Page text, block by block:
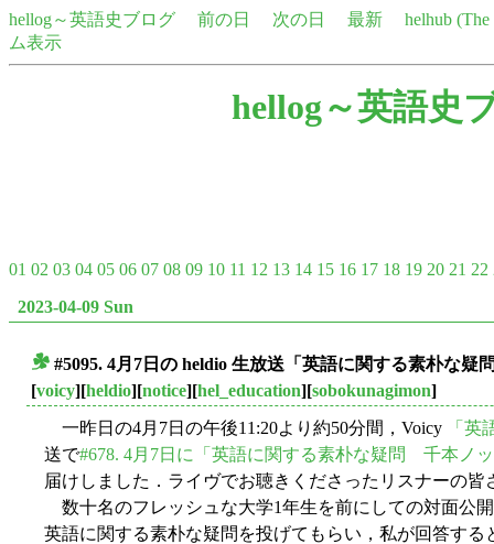
hellog～英語史ブログ 前の日 次の日 最新
helhub
ム表示
hellog～英語史
01 02 03 04 05 06 07 08 09 10 11 12 13 14 15 16 17 18 19 20 21 22
2023-04-09 Sun
#5095. 4月7日の heldio 生放送「英語に関する素朴な
[voicy][heldio][notice][hel_education][sobokunagimon]
一昨日の4月7日の午後11:20より約50分間，Voicy
「英
送で#678. 4月7日に「英語に関する素朴な疑問 千本ノ
届けしました．ライヴでお聴きくださったリスナーの
数十名のフレッシュな大学1年生を前にしての対面公
英語に関する素朴な疑問を投げてもらい，私が回答す